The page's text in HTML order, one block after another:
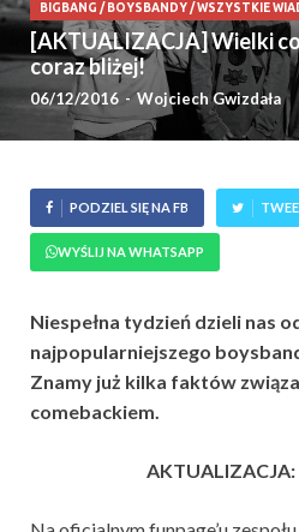
BIGBANG /BOYSBANDY/WSZYSTKIE
[AKTUALIZACJA] Wielki
coraz bliżej!
06/12/2016 - Wojciech Gwizdała
PODZIEL SIĘ NA FB
WYŚLIJ NA WHATSAPP
Niespełna tydzień dzieli nas
najpopularniejszego
Znamy już kilka faktów
comebackiem.